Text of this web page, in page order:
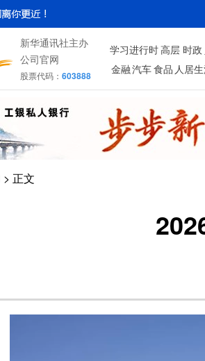
新华通讯社主办
公司官网
股票代码： 603888
学习进行时 高层 时政
金融 汽车 食品 人居
> 正文